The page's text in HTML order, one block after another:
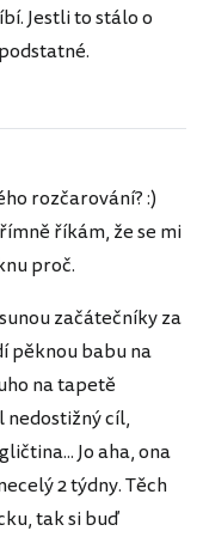
Jestli to stálo o
rozčarování? :)
říkám, že se mi
proč.
začátečníky za
pěknou babu na
na tapetě
nedostižný cíl,
Jo aha, ona
2 týdny. Těch
tak si buď